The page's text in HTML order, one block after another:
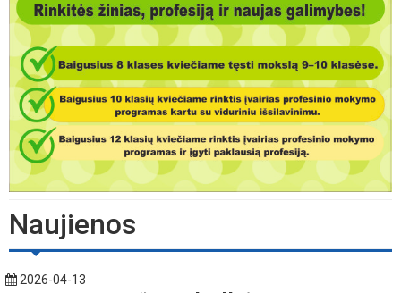
Naujienos
2026-04-13